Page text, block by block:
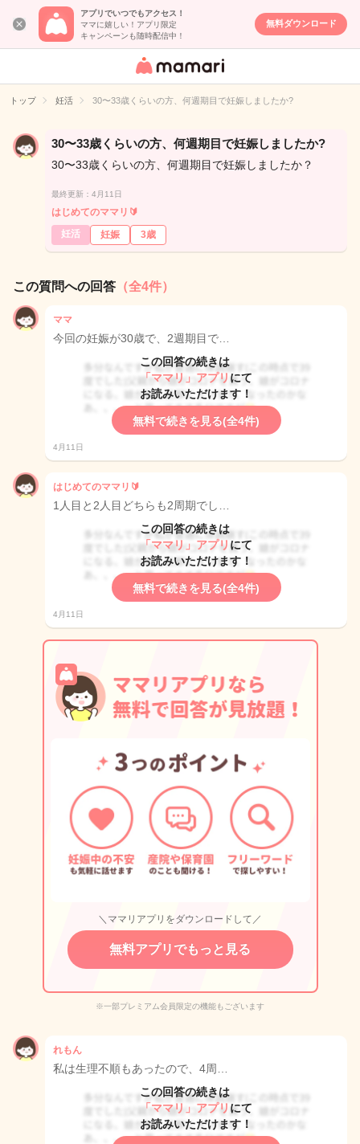
アプリでいつでもアクセス！
ママに嬉しい！アプリ限定
キャンペーンも随時配信中！
無料ダウンロード
女性専用匿名QA
イト
トップ 妊活 30〜33歳くらいの方、何週期目で妊娠しましたか?
30〜33歳くらいの方、何週期目で妊娠しましたか?
30〜33歳くらいの方、何週期目で妊娠しましたか？
最終更新：4月11日
はじめてのママリ🔰
妊活
妊娠 3歳
この質問への回答 （全4件）
ママ
今回の妊娠が30歳で、2週期目で…
この回答の続きは
「ママリ」アプリ にて
お読みいただけます！
無料で続きを見る(全4件)
4月11日
はじめてのママリ🔰
1人目と2人目どちらも2周期でし…
この回答の続きは
「ママリ」アプリ にて
お読みいただけます！
無料で続きを見る(全4件)
4月11日
＼ママリアプリをダウンロードして／
無料アプリでもっと見る
※一部プレミアム会員限定の機能もございます
れもん
私は生理不順もあったので、4周…
この回答の続きは
「ママリ」アプリ にて
お読みいただけます！